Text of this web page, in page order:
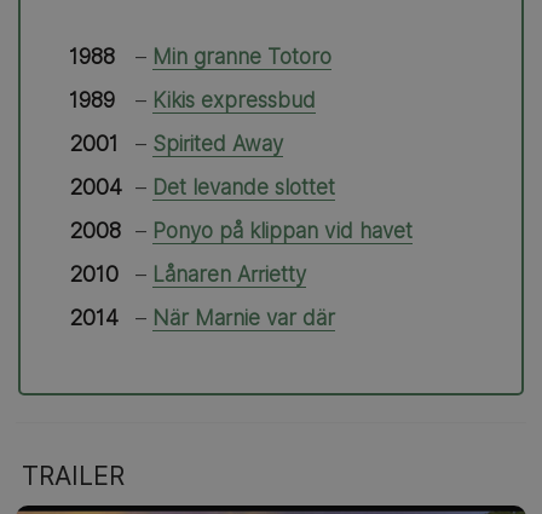
1988 – Min granne Totoro
1989 – Kikis expressbud
2001 – Spirited Away
2004 – Det levande slottet
2008 – Ponyo på klippan vid havet
2010 – Lånaren Arrietty
2014 – När Marnie var där
TRAILER